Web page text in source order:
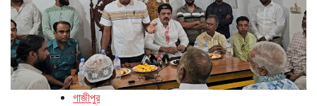
গাজীপুর